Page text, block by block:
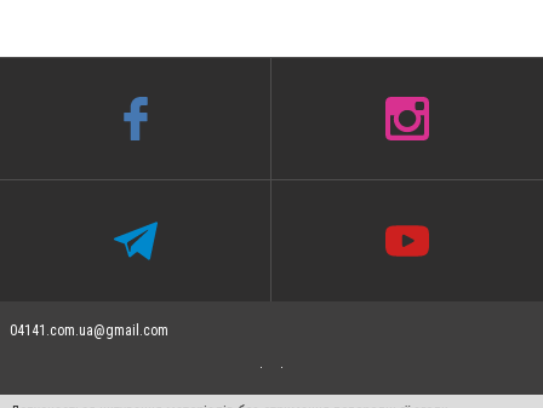
04141.com.ua@gmail.com